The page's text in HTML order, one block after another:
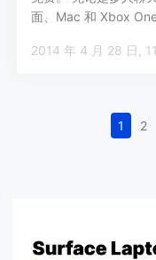
面、Mac 和 Xbox
1 2